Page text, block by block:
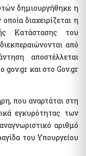
συστήματα του
Δημοσίου
Υπογραφές
του ΠΑ
Διοίκηση)
προς τους ΟΤΑ
δημιουργήθηκε η
διαχειρίζεται η
Κατάστασης του
από
αποστέλλεται
gov.gr και στο Gov.gr
που αναρτάται στη
εγκυρότητας των
αριθμό
του Υπουργείου